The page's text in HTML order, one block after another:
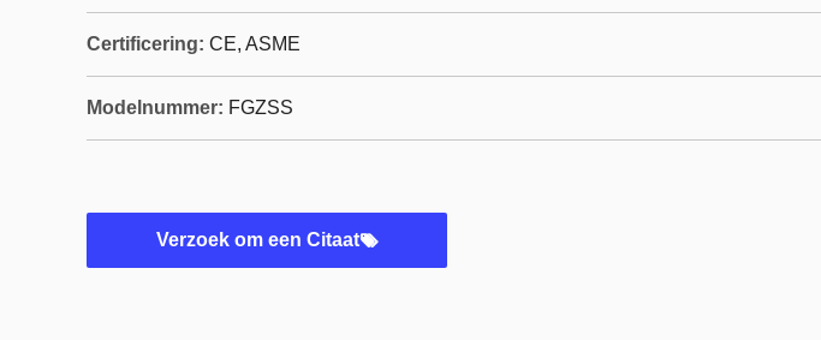
Certificering: CE, ASME
Modelnummer: FGZSS
Verzoek om een Citaat